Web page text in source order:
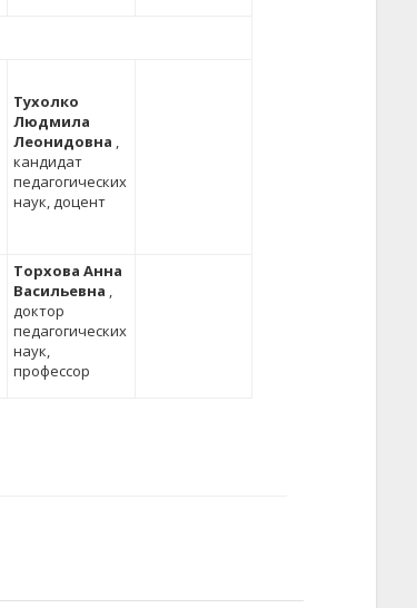
Тухолко
Людмила
Леонидовна ,
кандидат
педагогических
наук, доцент
Торхова Анна
Васильевна ,
доктор
педагогических
наук,
профессор